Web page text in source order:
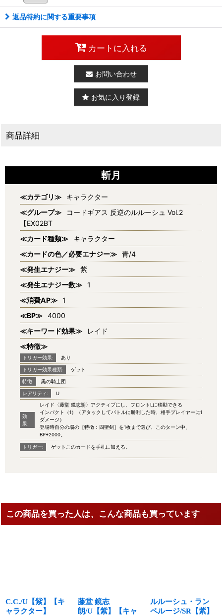
返品特約に関する重要事項
カートに入れる
お問い合わせ
お気に入り登録
商品詳細
斬月
≪カテゴリ≫
キャラクター
≪グループ≫
コードギアス 反逆のルルーシュ Vol.2
【EX02BT
≪カード種類≫
キャラクター
≪カードの色／必要エナジー≫ 青/4
≪発生エナジー≫ 紫
≪発生エナジー数≫ 1
≪消費AP≫ 1
≪BP≫ 4000
≪キーワード効果≫
レイド
≪特徴≫
トリガー効果: あり
トリガー効果種類: ゲット
特徴: 黒の騎士団
レアリティ: U
効
果:
レイド〈藤堂 鏡志朗〉アクティブにし、フロントLに移動できる
インパクト（1）（アタックしてバトルに勝利した時、相手プレイヤーに1
ダメージ）
登場時自分の場の［特徴：四聖剣］を1枚まで選び、このターン中、
BP+2000。
トリガー: ゲットこのカードを手札に加える。
この商品を買った人は、こんな商品も買っています
C.C./U【紫】【キ
ャラクター】
藤堂 鏡志
朗/U【紫】【キャ
ルルーシュ・ラン
ペルージ/SR【紫】